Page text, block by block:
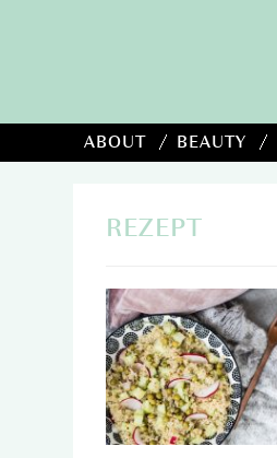
ABOUT BEAUTY
REZEPT